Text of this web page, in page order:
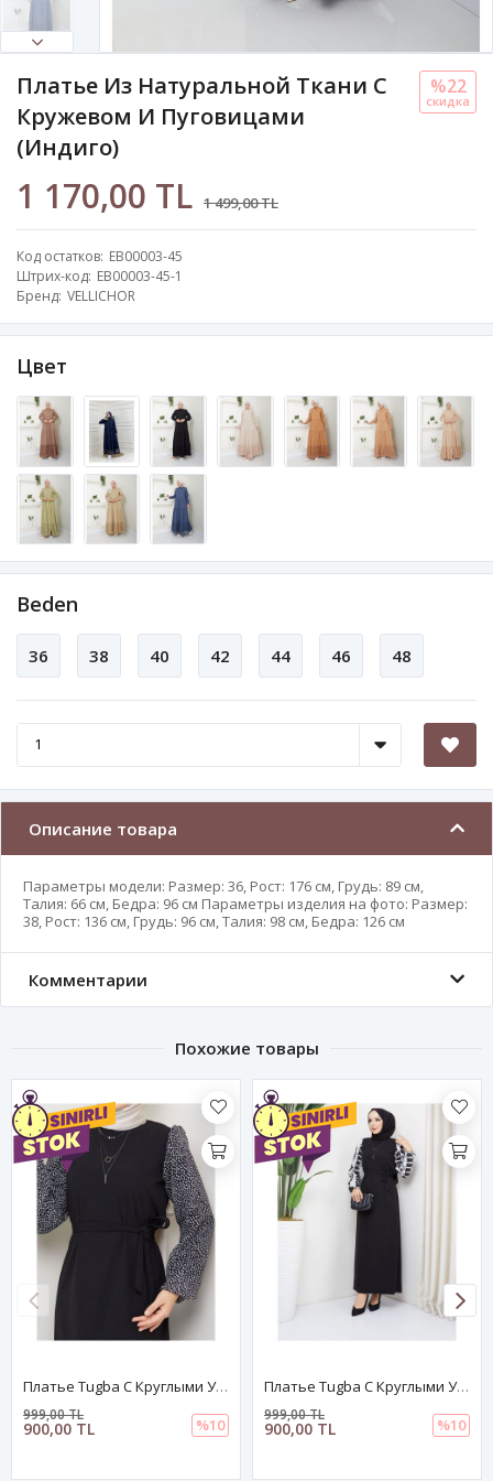
Платье Из Натуральной Ткани С
Кружевом И Пуговицами
(индиго)
1 170,00 TL 1 499,00 TL
%22
скидка
Код остатков EB00003-45
Штрих-код EB00003-45-1
Бренд VELLICHOR
Цвет
Beden
36 38 40 42 44 46 48
Описание товара
Параметры модели: Размер: 36, Рост: 176 см, Грудь: 89 см,
Талия: 66 см, Бедра: 96 см Параметры изделия на фото: Размер:
38, Рост: 136 см, Грудь: 96 см, Талия: 98 см, Бедра: 126 см
Комментарии
Похожие товары
Платье Tugba С Круглыми Узорами Из Шифона И Рукавами - Черное
900,00 TL
999,00 TL
%10
Платье Tugba С Круглыми Узорами Из Шифона И Рукавами - Черное
900,00 TL
999,00 TL
%10